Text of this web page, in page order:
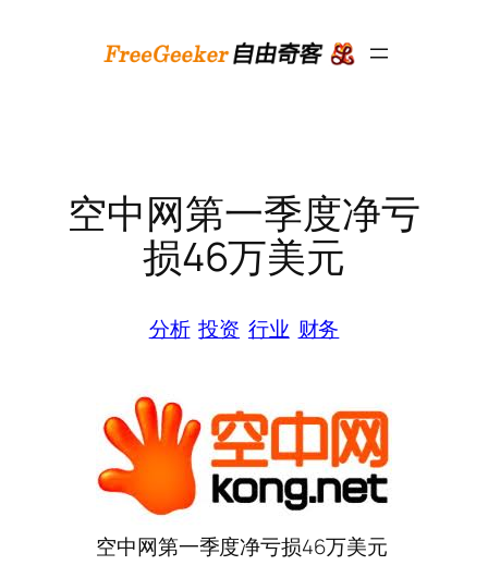
空中网第一季度净亏
损46万美元
分析 投资 行业 财务
空中网第一季度净亏损46万美元